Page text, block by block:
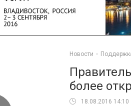
Новости
более
18.08.2016 14:10